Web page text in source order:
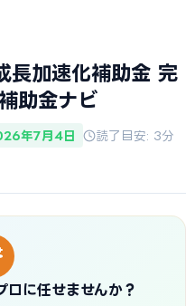
長加速化補助金 完
助金ナビ
年7月4日
読了目安: 3分
ロに任せませんか？